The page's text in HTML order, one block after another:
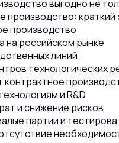
выгодно не
производство: краткий
производство
на российском рынке
линий
технологических
и R&D
и снижение рисков
партии и